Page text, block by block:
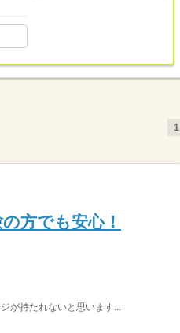
1
方でも安心！
が持たれないと思います...